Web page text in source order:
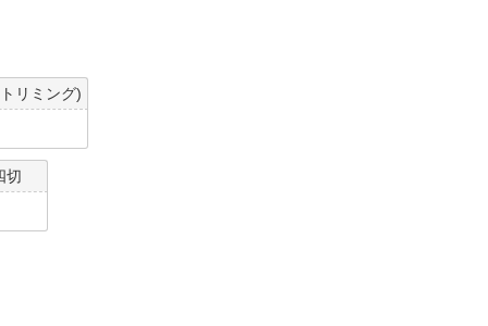
リミング)
切